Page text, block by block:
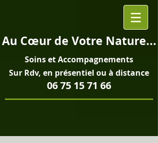
Au Cœurde Votre Nature...
Soins etAccompagnements
Sur Rdv, en présentiel ou à distance
06 75 15 71 66